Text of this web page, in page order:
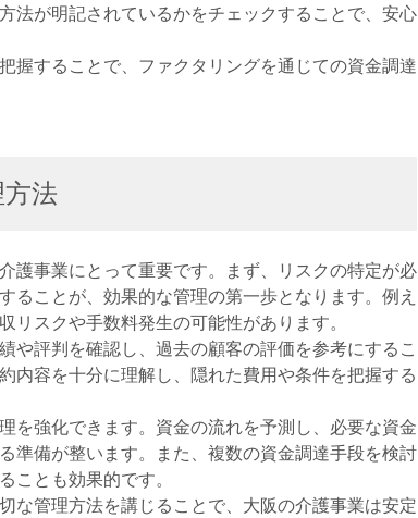
法が明記されているかをチェックすることで、安心
握することで、ファクタリングを通じての資金調達
法
護事業にとって重要です。まず、リスクの特定が必
ことが、効果的な管理の第一歩となります。例え
スクや手数料発生の可能性があります。
や評判を確認し、過去の顧客の評価を参考にするこ
内容を十分に理解し、隠れた費用や条件を把握する
を強化できます。資金の流れを予測し、必要な資金
準備が整います。また、複数の資金調達手段を検討
ことも効果的です。
な管理方法を講じることで、大阪の介護事業は安定